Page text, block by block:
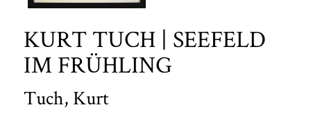
KURT TUCH | SEEFELD
IM FRÜHLING
Tuch, Kurt